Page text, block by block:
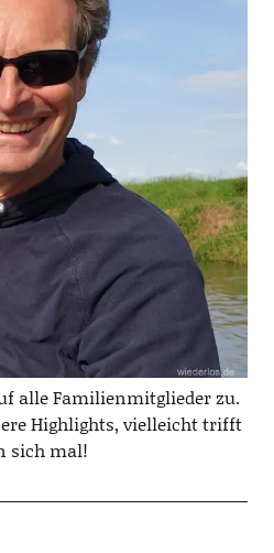
alle Familienmitglieder zu.
Highlights, vielleicht trifft
sich mal!